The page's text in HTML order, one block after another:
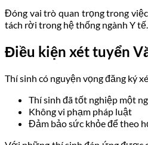
Đóng vai trò quan trọng trong
tách rời trong hệ thống ngành Y
Điều kiện xét tuyển
Thí sinh có nguyện vọng đăng ký
Thí sinh đã tốt nghiệp một
Không vi phạm pháp luật
Đảm bảo sức khỏe để theo